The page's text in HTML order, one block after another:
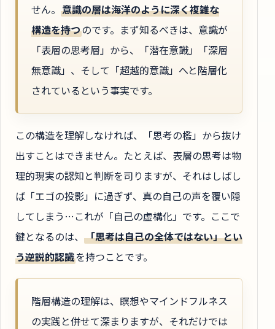
せん。 意識の層は海洋のように深く複雑な
構造を持つのです。まず知るべきは、意識が
「表層の思考層」から、「潜在意識」「深層
無意識」、そして「超越的意識」へと階層化
されているという事実です。
この構造を理解しなければ、「思考の檻」から抜け
出すことはできません。たとえば、表層の思考は物
理的現実の認知と判断を司りますが、それはしばし
ば「エゴの投影」に過ぎず、真の自己の声を覆い隠
してしまう…これが「自己の虚構化」です。ここで
鍵となるのは、 「思考は自己の全体ではない」とい
う逆説的認識を持つことです。
階層構造の理解は、瞑想やマインドフルネス
の実践と併せて深まりますが、それだけでは